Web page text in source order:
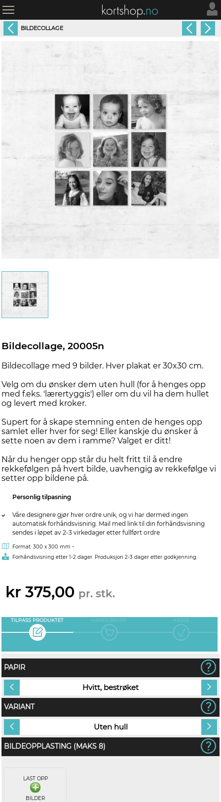
BILDECOLLAGE
Bildecollage, 20005n
Bildecollage med 9 bilder. Hver plakat er 30x30 cm.
Velg om du ønsker dem uten hull (for å henges opp
med f.eks. 'lærertyggis') eller om du vil ha dem hullet
og levert med kroker.
Supert for å skape stemning enten de henges opp
samlet eller hver for seg! Eller kanskje du ønsker å
sette noen av dem i ramme? Valget er ditt!
Når du henger opp står du helt fritt til å endre
rekkefølgen på hvert bilde, uavhengig av rekkefølge vi
setter opp bildene på.
Personlig tilpasning
Våre designere gjør hver ordre unik, og vi har dermed ingen
automatisk forhåndsvisning. Mail med link til din forhåndsvisning
sendes i løpet av 2-3 virkedager etter fullført ordre
Format: 300 x 300 mm -
Forhåndsvisning etter 1-2 dager. Produksjon 2-3 dager etter godkjenning.
kr 375,00 pr. stk.
TILPASS PRODUKTET HANDLEKURV KASSE
PAPIR
Hvitt, bestrøket
VARIANT
Uten hull
BILDEOPPLASTING (MAKS 8)
LAST OPP
BILDER